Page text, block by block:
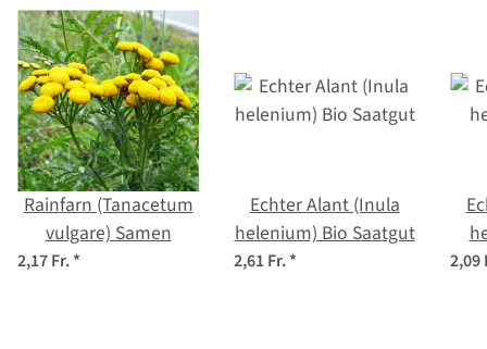
Rainfarn (Tanacetum
vulgare) Samen
2,17 Fr.*
Echter Alant (Inula
helenium) Bio Saatgut
2,61 Fr.* 2,09